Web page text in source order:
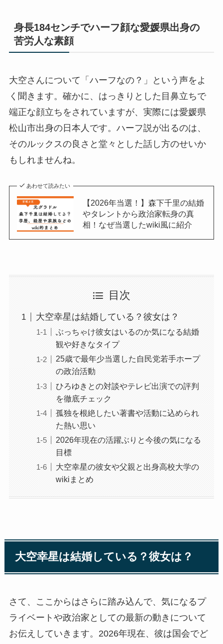
身長184センチでハーフ顔な愛媛県出身の
苦労人な素顔
大空さんについて「ハーフなの？」という声をよ
く聞きます。確かに、はっきりとした目鼻立ちで
端正な顔立ちをされていますが、実際には愛媛県
松山市出身の日本人です。ハーフ説が出るのは、
そのルックスの良さと堂々とした話し方のせいか
もしれませんね。
あわせて読みたい
【2026年当選！】森下千里の結婚
やタレントから政治家転身の真
相！なぜ当選したwiki風に紹介
目次
大空幸星は結婚している？彼女は？
ぶっちゃけ彼女はいるのか気になる結婚
観や好きなタイプ
25歳で最年少当選した自民党若手ホープ
の政治活動
ひろゆきとの対談やテレビ出演での評判
を徹底チェック
孤独を根絶したい著書や活動に込められ
た熱い思い
2026年現在の活躍ぶりと今後の気になる
目標
大空幸星の彼女や父親と出身高校大学の
wikiまとめ
大空幸星は結婚している？彼女は？
さて、ここからはさらに踏み込んで、気になるプ
ライベートや政治家としての最新の動きについて
お伝えしていきます。2026年現在、彼は国会でど